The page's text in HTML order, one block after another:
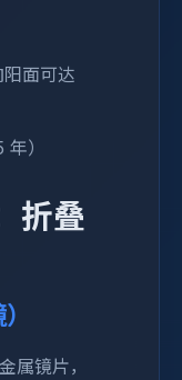
面可达
）
折叠
属镜片，